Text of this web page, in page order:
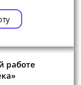
работе